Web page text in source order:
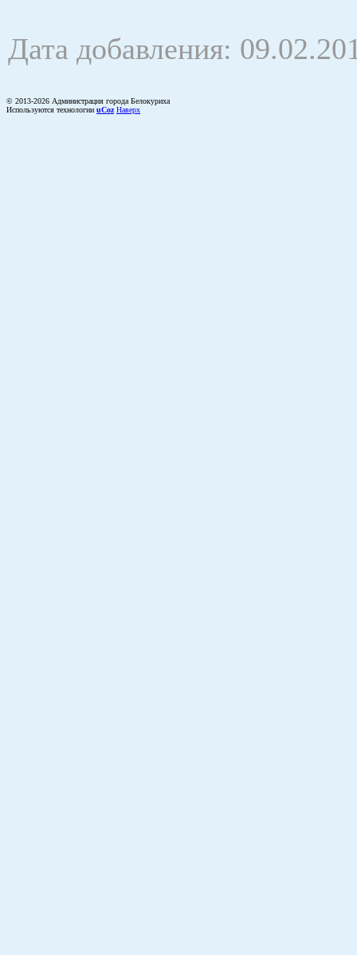
Дата добавления:
© 2013-2026 Администрация города Белокуриха
Используются технологии uCoz Наверх